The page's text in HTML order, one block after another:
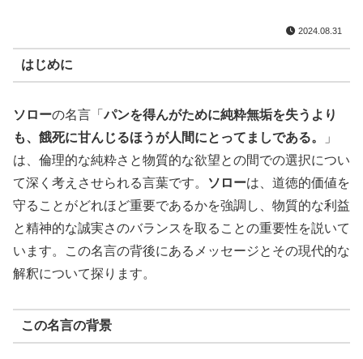
2024.08.31
はじめに
ソローの名言「パンを得んがために純粋無垢を失うより
も、餓死に甘んじるほうが人間にとってましである。
」
は、倫理的な純粋さと物質的な欲望との間での選択につい
て深く考えさせられる言葉です。
ソローは、道徳的価値を
守ることがどれほど重要であるかを強調し、物質的な利益
と精神的な誠実さのバランスを取ることの重要性を説いて
います。この名言の背後にあるメッセージとその現代的な
解釈について探ります。
この名言の背景